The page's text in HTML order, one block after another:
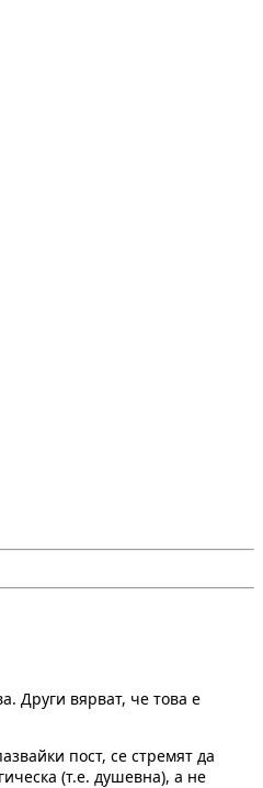
Други вярват, че това е
пост, се стремят да
(т.е. душевна), а не